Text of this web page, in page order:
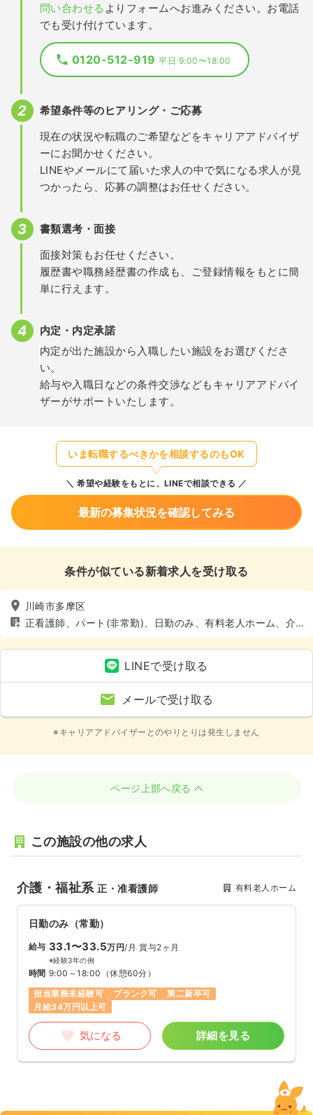
問い合わせる よりフォームへお進みください。お電話
でも受け付けています。
0120-512-919平日 9:00〜18:00
希望条件等のヒアリング・ご応募
現在の状況や転職のご希望などをキャリアアドバイザ
ーにお聞かせください。
LINEやメールにて届いた求人の中で気になる求人が見
つかったら、応募の調整はお任せください。
書類選考・面接
面接対策もお任せください。
履歴書や職務経歴書の作成も、ご登録情報をもとに簡
単に行えます。
内定・内定承諾
内定が出た施設から入職したい施設をお選びくださ
い。
給与や入職日などの条件交渉などもキャリアアドバイ
ザーがサポートいたします。
いま転職するべきかを相談するのもOK
希望や経験をもとに、LINEで相談できる
最新の募集状況を確認してみる
条件が似ている新着求人を受け取る
川崎市多摩区
正看護師、パート(非常勤)、日勤のみ、有料老人ホーム、介
護・福祉系
LINEで受け取る
メールで受け取る
※キャリアアドバイザーとのやりとりは発生しません
ページ上部へ戻る
この施設の他の求人
介護・福祉系正・准看護師 有料老人ホーム
日勤のみ（常勤）
給与 33.1〜33.5万円/月 賞与2ヶ月
※経験3年の例
時間 9:00～18:00 （休憩60分）
担当業務未経験可
ブランク可
第二新卒可
月給34万円以上可
気になる 詳細を見る